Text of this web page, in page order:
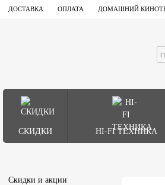
ДОСТАВКА ОПЛАТА ДОМАШНИЙ
СКИДКИ HI-FI ТЕХНИКА
Скидки и акции